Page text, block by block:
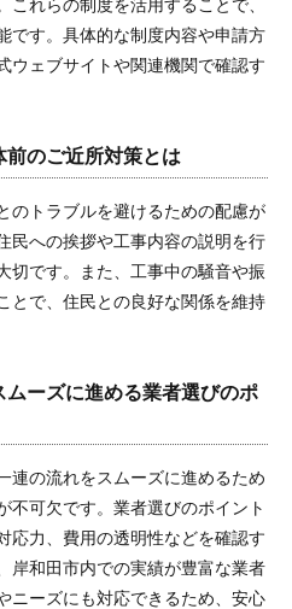
れらの制度を活用することで、
です。具体的な制度内容や申請方
ウェブサイトや関連機関で確認す
のご近所対策とは
のトラブルを避けるための配慮が
民への挨拶や工事内容の説明を行
切です。また、工事中の騒音や振
とで、住民との良好な関係を維持
ーズに進める業者選びのポ
連の流れをスムーズに進めるため
不可欠です。業者選びのポイント
応力、費用の透明性などを確認す
岸和田市内での実績が豊富な業者
ニーズにも対応できるため、安心